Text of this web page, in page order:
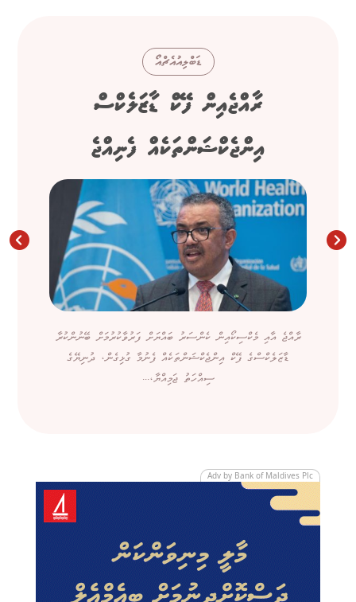
ޑަބްލިއުއެޗްއޯ
ރާއްޖެއިން ފޭކް ޑާޒަލެކްސް
އިންޖެކްޝަންތަކެއް ފެނިއްޖެ
ރާއްޖެ އާއި މެކްސިކޯއިން ކެންސަރު ބައްޔަށް ފަރުވާކުރުމަށް ބޭނުންކުރާ
ޑާޒަލެކްސްގެ ފޭކް އިންޖެކްޝަންތަކެއް ފެނުމާ ގުޅިގެން، ދުނިޔޭގެ
ސިއްހަތު ޖަމިއްޔާ،...
Adv by Bank of Maldives Plc